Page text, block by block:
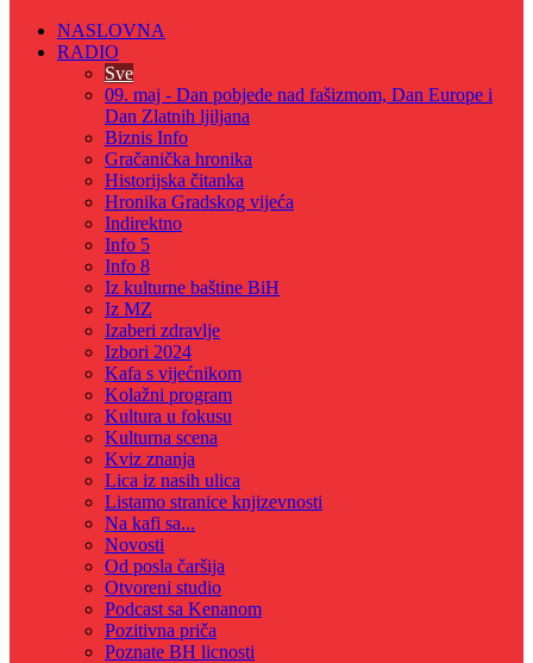
NASLOVNA
RADIO
Sve
09. maj - Dan pobjede nad fašizmom, Dan Europe i
Dan Zlatnih ljiljana
Biznis Info
Gračanička hronika
Historijska čitanka
Hronika Gradskog vijeća
Indirektno
Info 5
Info 8
Iz kulturne baštine BiH
Iz MZ
Izaberi zdravlje
Izbori 2024
Kafa s vijećnikom
Kolažni program
Kultura u fokusu
Kulturna scena
Kviz znanja
Lica iz nasih ulica
Listamo stranice knjizevnosti
Na kafi sa...
Novosti
Od posla čaršija
Otvoreni studio
Podcast sa Kenanom
Pozitivna priča
Poznate BH licnosti